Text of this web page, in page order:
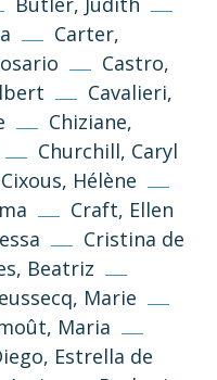
Carter,
Castro,
Cavalieri,
Chiziane,
Churchill, Caryl
Cixous, Hélène
Craft, Ellen
Cristina de
Beatriz
Marie
Maria
Estrella de